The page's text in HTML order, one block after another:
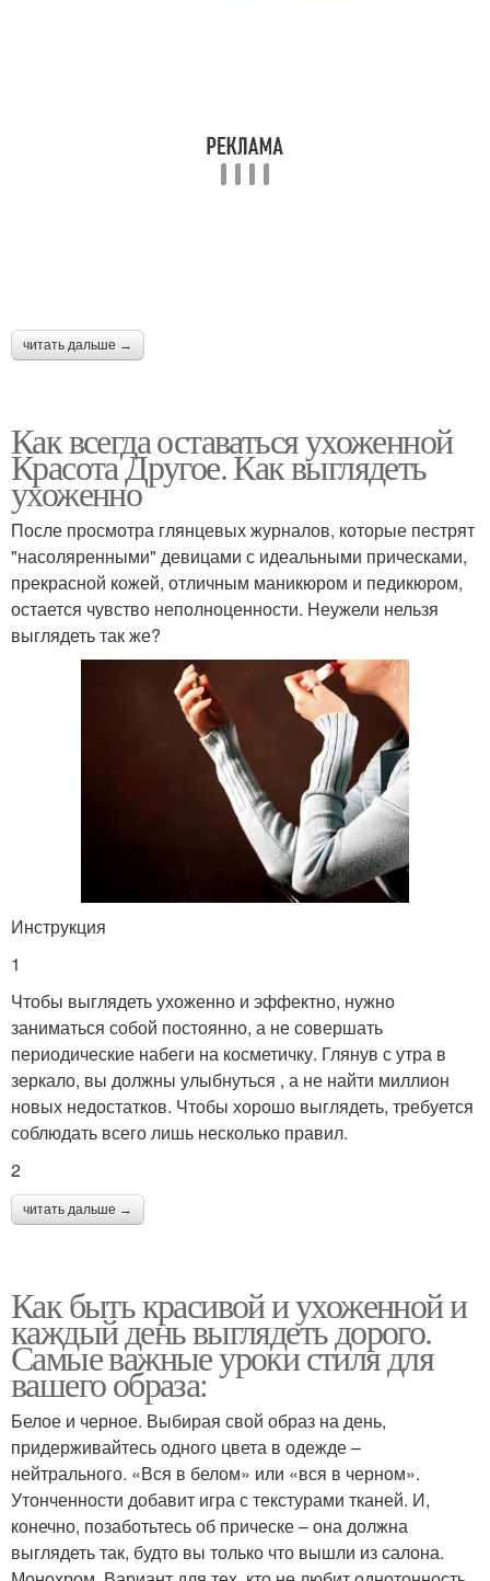
читать дальше →
Как всегда оставаться ухоженной
Красота Другое. Как выглядеть
ухоженно
После просмотра глянцевых журналов, которые пестрят
"насоляренными" девицами с идеальными прическами,
прекрасной кожей, отличным маникюром и педикюром,
остается чувство неполноценности. Неужели нельзя
выглядеть так же?
Инструкция
1
Чтобы выглядеть ухоженно и эффектно, нужно
заниматься собой постоянно, а не совершать
периодические набеги на косметичку. Глянув с утра в
зеркало, вы должны улыбнуться , а не найти миллион
новых недостатков. Чтобы хорошо выглядеть, требуется
соблюдать всего лишь несколько правил.
2
читать дальше →
Как быть красивой и ухоженной и
каждый день выглядеть дорого.
Самые важные уроки стиля для
вашего образа:
Белое и черное. Выбирая свой образ на день,
придерживайтесь одного цвета в одежде –
нейтрального. «Вся в белом» или «вся в черном».
Утонченности добавит игра с текстурами тканей. И,
конечно, позаботьтесь об прическе – она должна
выглядеть так, будто вы только что вышли из салона.